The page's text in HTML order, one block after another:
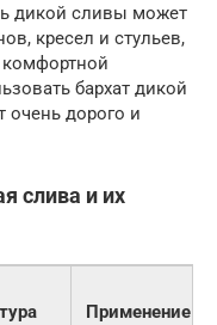
дикой сливы может
кресел и стульев,
бархат дикой
дорого и
слива и их
Применение